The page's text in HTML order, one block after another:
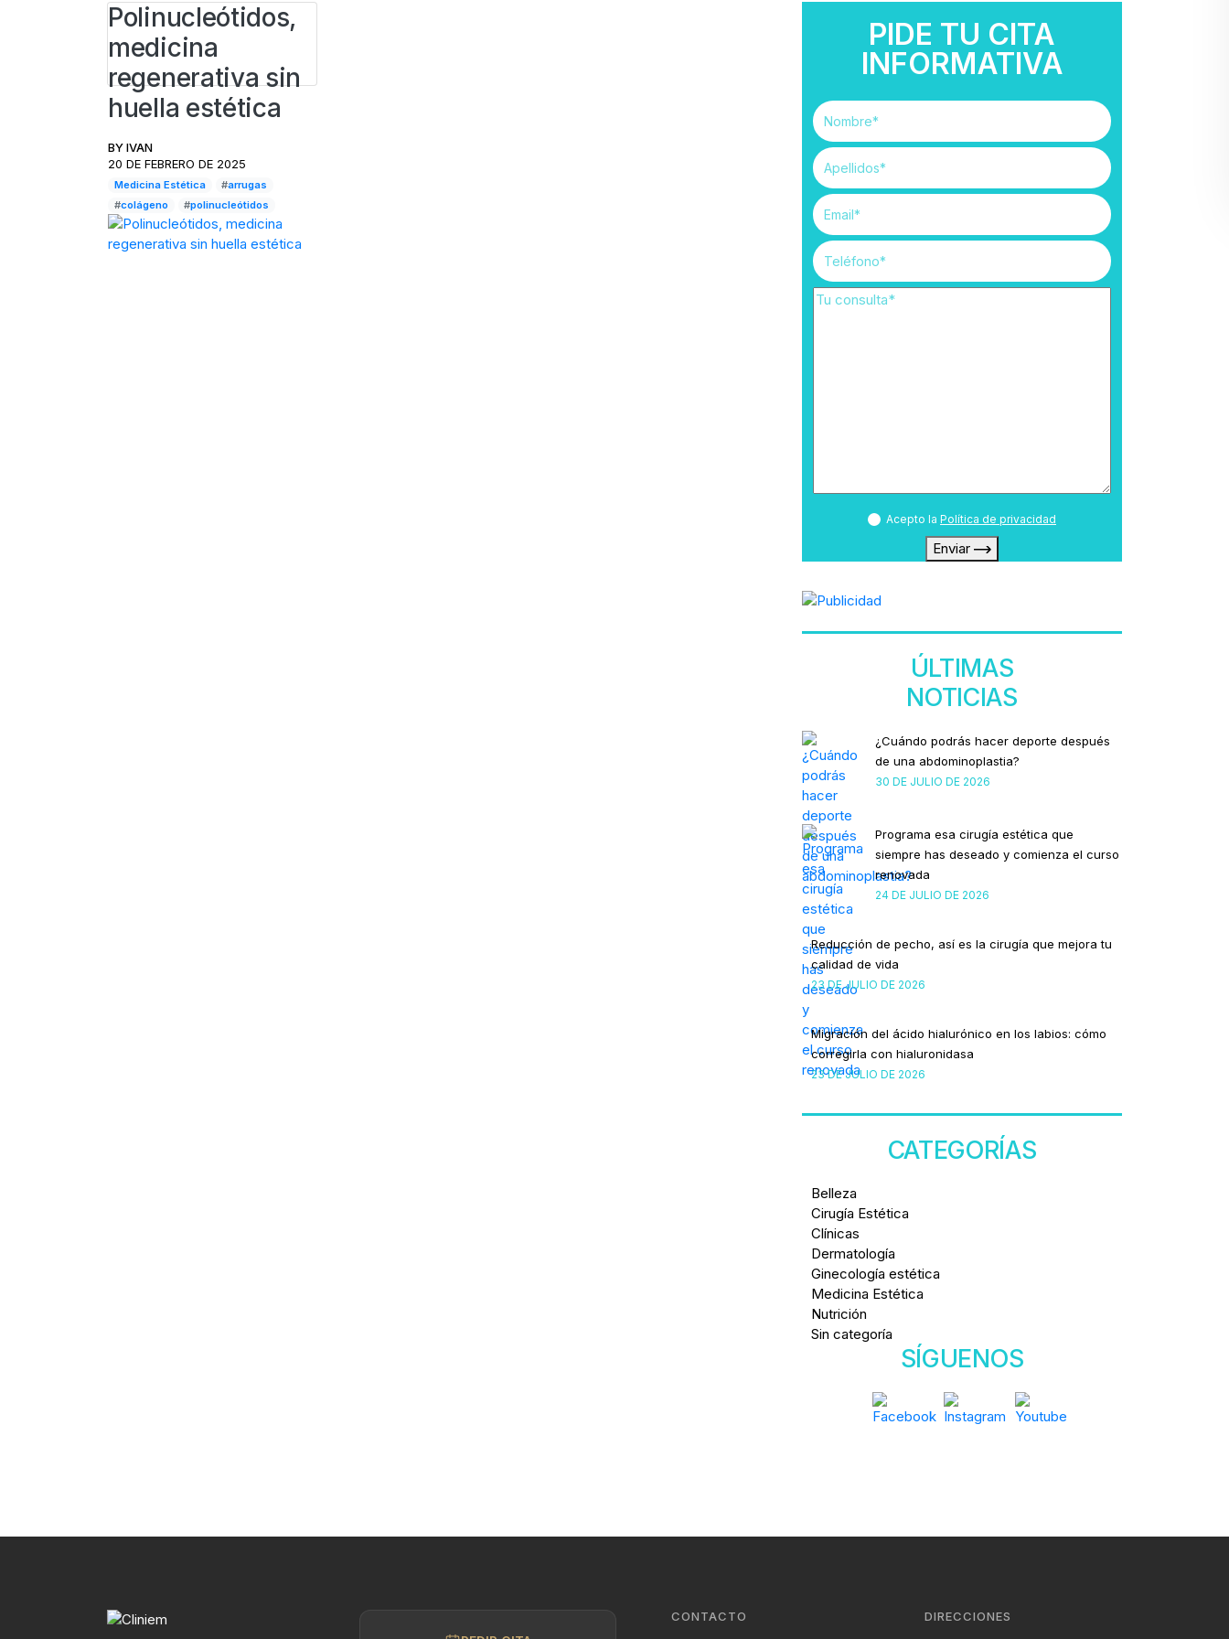
Polinucleótidos,
medicina
regenerativa sin
huella estética
BYIVAN
20 DE FEBRERO DE 2025
Medicina Estética #arrugas
#colágeno #polinucleótidos
PIDE TU CITA
INFORMATIVA
Acepto la Política de privacidad
Enviar
ÚLTIMAS
NOTICIAS
¿Cuándo podrás hacer deporte después
de una abdominoplastia?
30 DE JULIO DE 2026
Programa esa cirugía estética que
siempre has deseado y comienza el curso
renovada
24 DE JULIO DE 2026
Reducción de pecho, así es la cirugía que mejora tu
calidad de vida
23 DE JULIO DE 2026
Migración del ácido hialurónico en los labios: cómo
corregirla con hialuronidasa
23 DE JULIO DE 2026
CATEGORÍAS
Belleza
Cirugía Estética
Clínicas
Dermatología
Ginecología estética
Medicina Estética
Nutrición
Sin categoría
SÍGUENOS
CONTACTO DIRECCIONES